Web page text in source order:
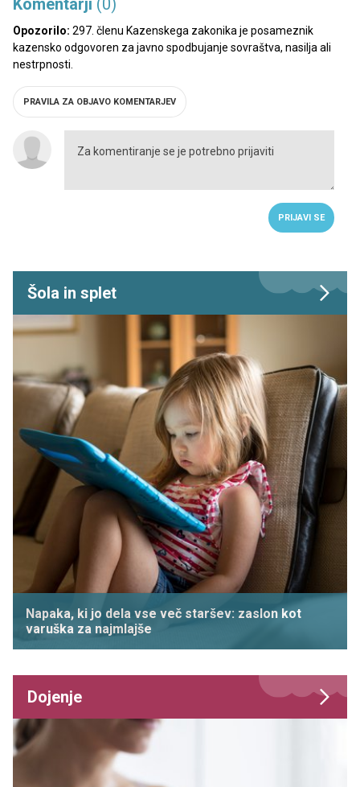
Komentarji (0)
Opozorilo: 297. členu Kazenskega zakonika je posameznik
kazensko odgovoren za javno spodbujanje sovraštva, nasilja ali
nestrpnosti.
PRAVILA ZA OBJAVO KOMENTARJEV
PRIJAVI SE
Šola in splet
Napaka, ki jo dela vse več staršev: zaslon kot
varuška za najmlajše
Dojenje